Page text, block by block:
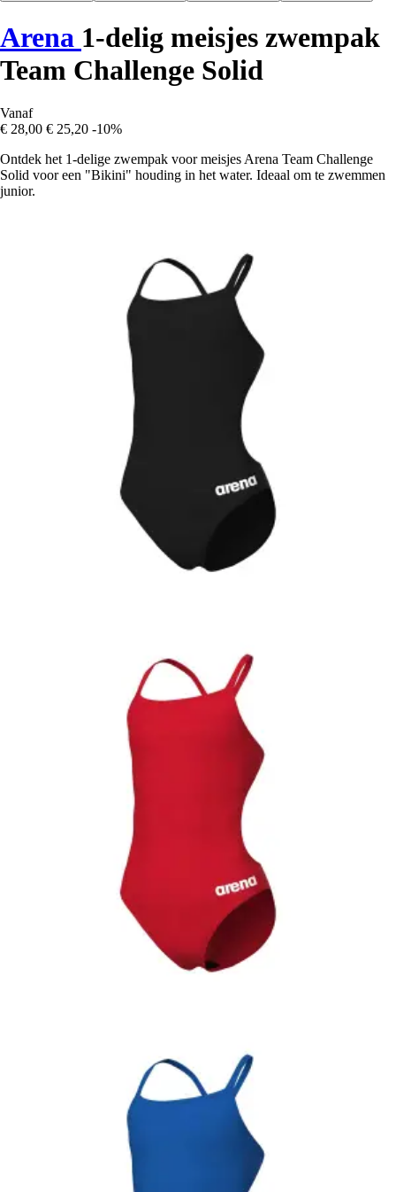
Arena 1-delig meisjes zwempak
Team Challenge Solid
Vanaf
€ 28,00 € 25,20 -10%
Ontdek het 1-delige zwempak voor meisjes Arena Team Challenge
Solid voor een "Bikini" houding in het water. Ideaal om te zwemmen
junior.